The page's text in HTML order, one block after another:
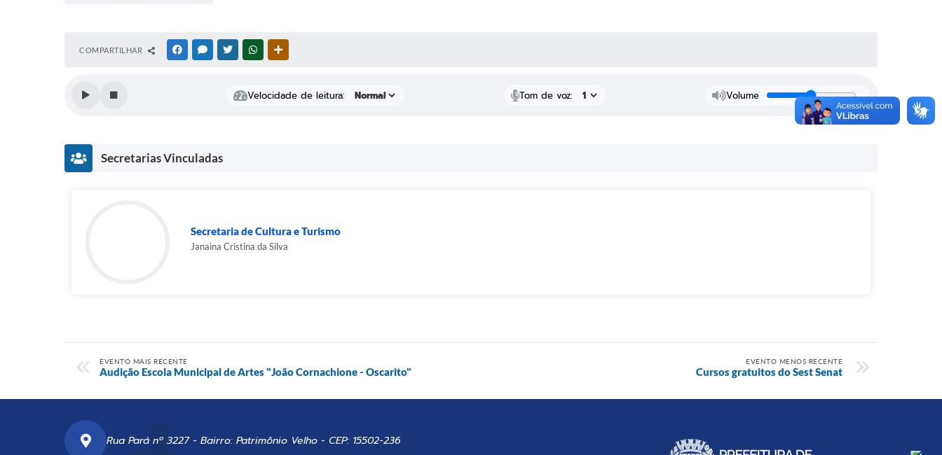
COMPARTILHAR FACEBOOKMESSENGER
TWITTERWHATSAPP
Velocidade de leitura: Tom de voz: Volume
Secretarias Vinculadas
Secretaria de Cultura e Turismo
Janaina Cristina da Silva
EVENTO MAIS RECENTE
Audição Escola Municipal de Artes "João Cornachione - Oscarito"
EVENTO MENOS RECENTE
Cursos gratuitos do Sest Senat
Rua Pará nº 3227 - Bairro: Patrimônio Velho - CEP: 15502-236